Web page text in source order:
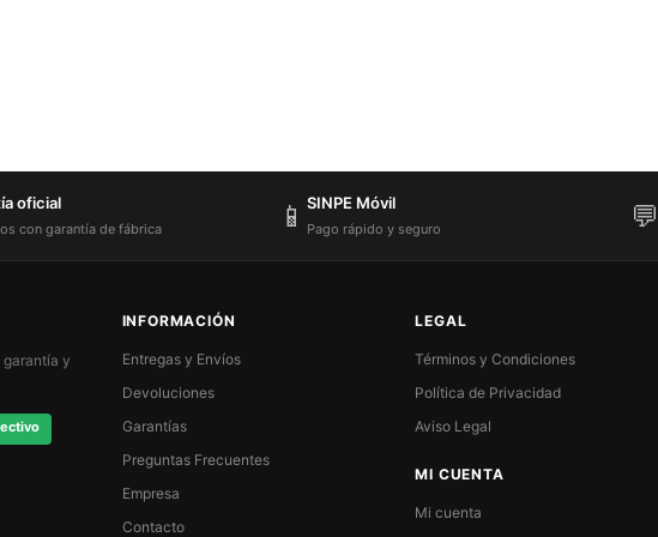
oficial
con garantía de fábrica 📱 SINPE Móvil
Pago rápido y seguro 💬
y
INFORMACIÓN
Entregas y Envíos
Devoluciones
Garantías
Preguntas Frecuentes
Empresa
Contacto
LEGAL
Términos y Condiciones
Política de Privacidad
Aviso Legal
MI CUENTA
Mi cuenta